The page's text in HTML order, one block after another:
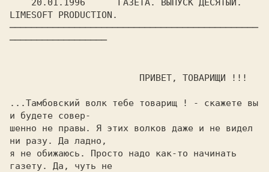
LIMESOFT PRODUCTION.
──────────────────────────────────────────────
──────────────────
...Тамбовский волк тебе товарищ	! - скажете вы
и будете совер-
шенно не правы. Я этих волков даже и не видел
ни разу. Да ладно,
я не обижаюсь. Просто надо как-то начинать
газету. Да, чуть не